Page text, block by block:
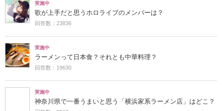
実施中
歌が上手だと思うホロライブのメンバーは？
回答数：23836
実施中
ラーメンって日本食？それとも中華料理？
回答数：19630
実施中
神奈川県で一番うまいと思う「横浜家系ラーメン店」はどこ？